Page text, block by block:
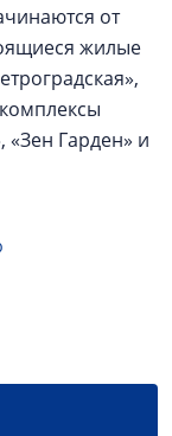
от
жилые
«Зен Гарден» и